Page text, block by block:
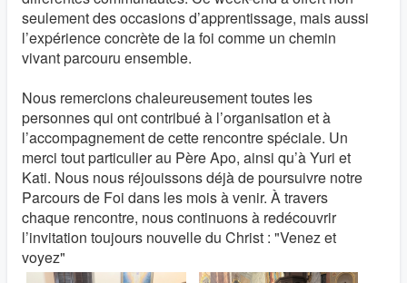
seulement des occasions d’apprentissage, mais aussi
l’expérience concrète de la foi comme un chemin
vivant parcouru ensemble.
Nous remercions chaleureusement toutes les
personnes qui ont contribué à l’organisation et à
l’accompagnement de cette rencontre spéciale. Un
merci tout particulier au Père Apo, ainsi qu’à Yuri et
Kati. Nous nous réjouissons déjà de poursuivre notre
Parcours de Foi dans les mois à venir. À travers
chaque rencontre, nous continuons à redécouvrir
l’invitation toujours nouvelle du Christ : "Venez et
voyez"